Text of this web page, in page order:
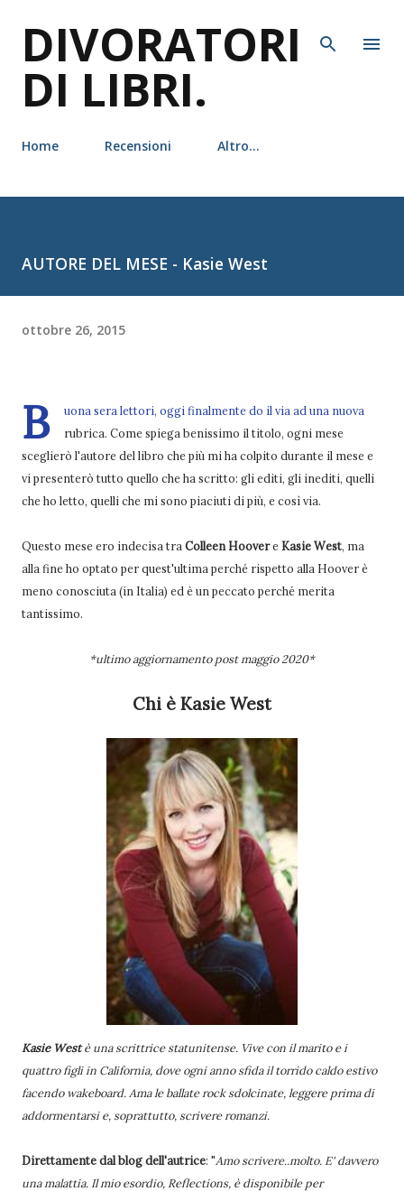
DIVORATORI
DI LIBRI.
Home Recensioni Altro…
AUTORE DEL MESE - Kasie West
ottobre 26, 2015
B
uona sera lettori, oggi finalmente do il via ad una nuova
rubrica. Come spiega benissimo il titolo, ogni mese
sceglierò l'autore del libro che più mi ha colpito durante il mese e
vi presenterò tutto quello che ha scritto: gli editi, gli inediti, quelli
che ho letto, quelli che mi sono piaciuti di più, e così via.
Questo mese ero indecisa tra Colleen Hoovere Kasie West, ma
alla fine ho optato per quest'ultima perché rispetto alla Hoover è
meno conosciuta (in Italia) ed è un peccato perché merita
tantissimo.
*ultimo aggiornamento post maggio 2020*
Chi è Kasie West
Kasie Westè una scrittrice statunitense. Vive con il marito e i
quattro figli in California, dove ogni anno sfida il torrido caldo estivo
facendo wakeboard. Ama le ballate rock sdolcinate, leggere prima di
addormentarsi e, soprattutto, scrivere romanzi.
Direttamente dal blog dell'autrice: "Amo scrivere..molto. E' davvero
una malattia. Il mio esordio, Reflections, è disponibile per